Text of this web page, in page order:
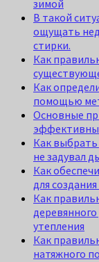
зимой
В такой
ощущать
стирки.
Как
Как
помощью
Основные
Как
не задувал
Как
для
Как
утепления
Как
натяжного